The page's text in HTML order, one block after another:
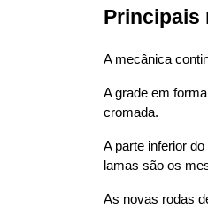
Principais
A mecânica
A grade em
cromada.
A parte inferior
lamas são os
As novas rodas